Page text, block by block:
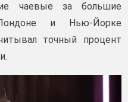
чаевые за большие
и Нью-Йорке
точный процент